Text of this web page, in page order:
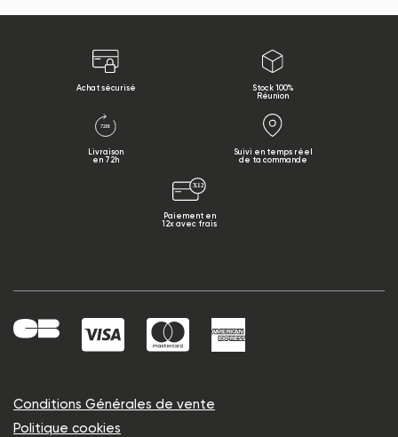
Achat sécurisé
Stock 100%
Réunion
Livraison
en 72h
Suivi en temps réel
de ta commande
Paiement en
12x avec frais
Conditions Générales de vente
Politique cookies